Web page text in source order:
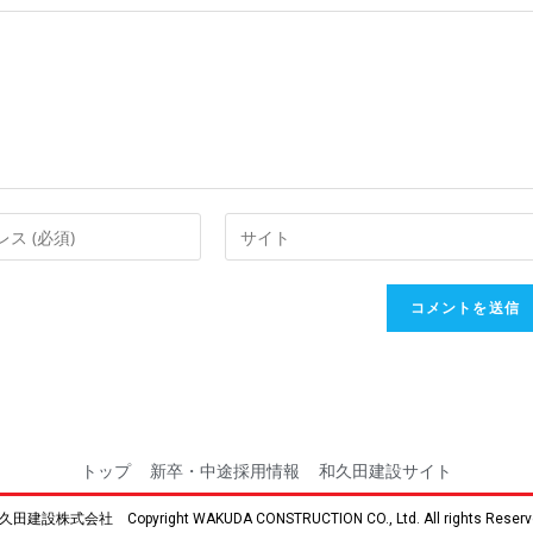
トップ 新卒・中途採用情報 和久田建設サイト
田建設株式会社 Copyright WAKUDA CONSTRUCTION CO., Ltd. All rights